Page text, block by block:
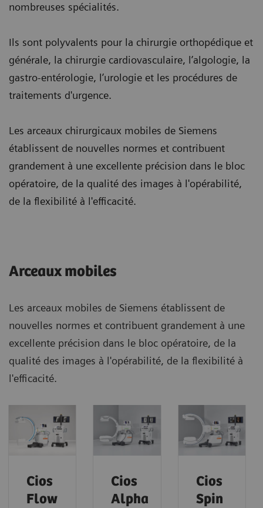
nombreuses spécialités.
Ils sont polyvalents pour la chirurgie orthopédique et
générale, la chirurgie cardiovasculaire, l’algologie, la
gastro-entérologie, l’urologie et les procédures de
traitements d'urgence.
Les arceaux chirurgicaux mobiles de Siemens
établissent de nouvelles normes et contribuent
grandement à une excellente précision dans le bloc
opératoire, de la qualité des images à l'opérabilité,
de la flexibilité à l'efficacité.
Arceaux mobiles
Les arceaux mobiles de Siemens établissent de
nouvelles normes et contribuent grandement à une
excellente précision dans le bloc opératoire, de la
qualité des images à l'opérabilité, de la flexibilité à
l'efficacité.
Cios
Flow
Cios
Alpha
Cios
Spin